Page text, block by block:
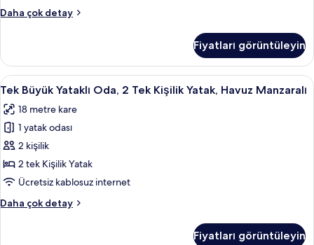
için
görün
Daha çok detay
Üç
Adults
1
child/niño)
hakkında
daha
detay
Fiyatları görüntüleyin
Tek
Büyük
Yataklı
Oda,
2
Tek
Kişilik
Havuz
Masa, güneşlik/perde, ses yalıtımı,
5
Tek Büyük Yataklı Oda, 2 Tek Kişilik Yatak, Havuz Manzaralı
18 metre kare
1 yatak odası
2 kişilik
2 tek Kişilik Yatak
Ücretsiz kablosuz internet
Daha çok detay
Tek
Fiyatları görüntüleyin